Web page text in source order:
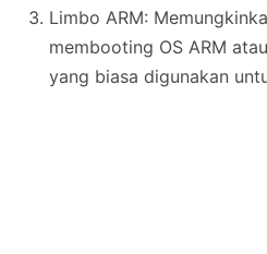
Limbo ARM:
membooting OS ARM
yang biasa digunakan